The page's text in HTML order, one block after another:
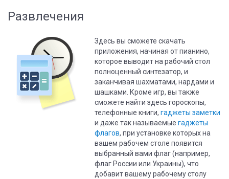
Развлечения
Здесь вы сможете скачать
приложения, начиная от пианино,
которое выводит на рабочий стол
полноценный синтезатор, и
заканчивая шахматами, нардами и
шашками. Кроме игр, вы также
сможете найти здесь гороскопы,
телефонные книги, гаджеты заметки
и даже так называемые гаджеты
флагов, при установке которых на
вашем рабочем столе появится
выбранный вами флаг (например,
флаг России или Украины), что
добавит вашему рабочему столу